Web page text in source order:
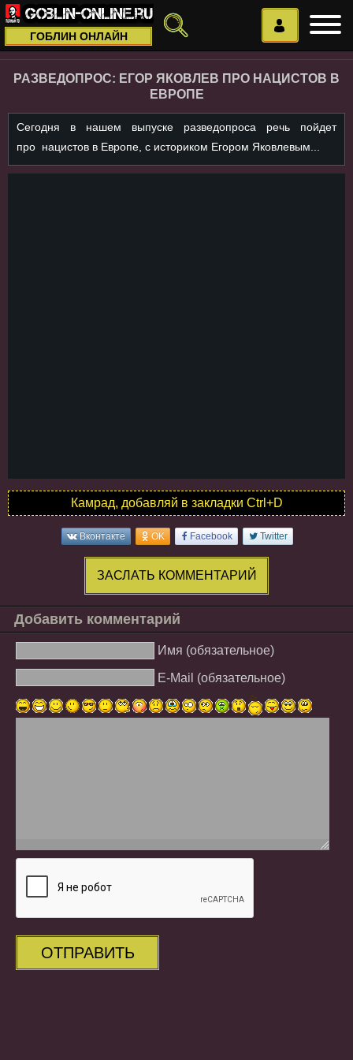
ГОБЛИН ОНЛАЙН
РАЗВЕДОПРОС: ЕГОР ЯКОВЛЕВ ПРО НАЦИСТОВ В
ЕВРОПЕ
Сегодня в нашем выпуске разведопроса речь пойдет
про нацистов в Европе, с историком Егором Яковлевым...
Камрад, добавляй в закладки Ctrl+D
Вконтакте OK Facebook Twitter
ЗАСЛАТЬ КОММЕНТАРИЙ
Добавить комментарий
Имя (обязательное)
E-Mail (обязательное)
ОТПРАВИТЬ